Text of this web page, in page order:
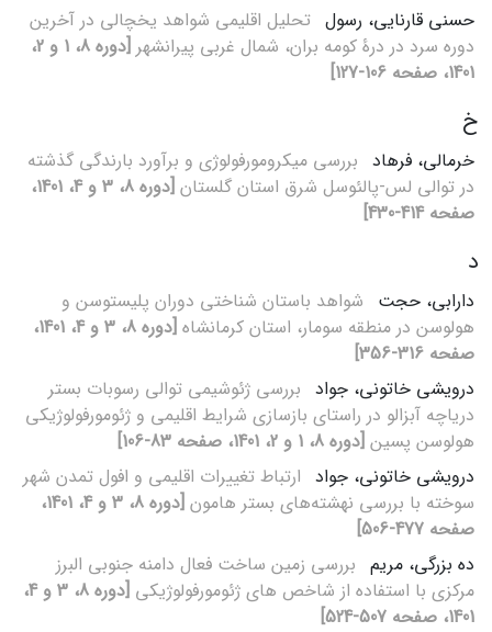
حسنی قارنایی، رسول تحلیل اقلیمی شواهد یخچالی در آخرین
دوره سرد در درۀ کومه بران، شمال غربی پیرانشهر
[دوره 8، 1 و 2،
1401، صفحه 106-127]
خ
خرمالی، فرهاد بررسی میکرومورفولوژی و برآورد بارندگی گذشته
در توالی لس-پالئوسل شرق استان گلستان
[دوره 8، 3 و 4، 1401،
صفحه 414-430]
د
دارابی، حجت شواهد باستان شناختی دوران پلیستوسن و
هولوسن در منطقه سومار، استان کرمانشاه
[دوره 8، 3 و 4، 1401،
صفحه 316-356]
درویشی خاتونی، جواد بررسی ژئوشیمی توالی رسوبات بستر
دریاچه آبزالو در راستای بازسازی شرایط اقلیمی و ژئومورفولوژیکی
هولوسن پسین [دوره 8، 1 و 2، 1401، صفحه 83-106]
درویشی خاتونی، جواد ارتباط تغییرات اقلیمی و افول تمدن شهر
سوخته با بررسی نهشته‌های بستر هامون
[دوره 8، 3 و 4، 1401،
صفحه 477-506]
ده بزرگی، مریم بررسی زمین ساخت فعال دامنه جنوبی البرز
مرکزی با استفاده از شاخص های ژئومورفولوژیکی
[دوره 8، 3 و 4،
1401، صفحه 507-524]